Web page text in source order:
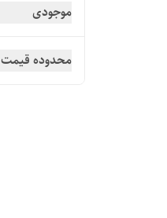
موجودی
محدوده قیمت